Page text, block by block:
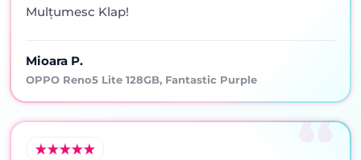
Mulțumesc Klap!
Mioara P.
OPPO Reno5 Lite 128GB, Fantastic Purple